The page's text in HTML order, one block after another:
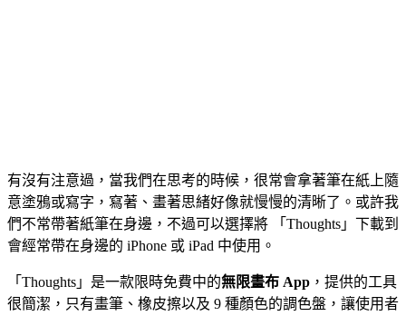
有沒有注意過，當我們在思考的時候，很常會拿著筆在紙上隨
意塗鴉或寫字，寫著、畫著思緒好像就慢慢的清晰了。或許我
們不常帶著紙筆在身邊，不過可以選擇將 「Thoughts」下載到
會經常帶在身邊的 iPhone 或 iPad 中使用。
「Thoughts」是一款限時免費中的無限畫布 App ，提供的工具
很簡潔，只有畫筆、橡皮擦以及 9 種顏色的調色盤，讓使用者